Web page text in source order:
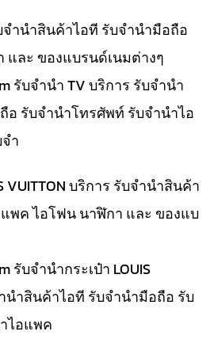
จำนำสินค้าไอที รับจำนำมือถือ
ละ ของแบรนด์เนมต่างๆ
รับจำนำ TV บริการ รับจำนำ
อ รับจำนำโทรศัพท์ รับจำนำไอ
ำ
VUITTON บริการ รับจำนำสินค้า
พค ไอโฟน นาฬิกา และ ของแบ
รับจำนำกระเป๋า LOUIS
นำสินค้าไอที รับจำนำมือถือ รับ
ไอแพค